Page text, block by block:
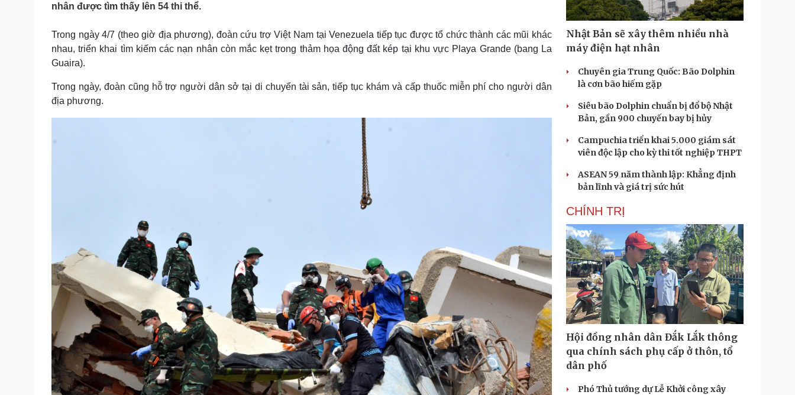
Vì cộng đồng
Chuyển đổi số
Sức khỏe
Dinh dưỡng - món ngon
Cây thuốc
Sản phụ khoa
Nhi khoa
Nam khoa
Làm đẹp - giảm cân
Ăn sạch sống khỏe
Đời sống
Nhà đẹp
Tình yêu - Gia đình
Văn hóa
Sân khấu - Điện ảnh
Âm nhạc
Di sản
Giải trí
Sao Việt
Du lịch
Tư vấn
check-in
Podcast
Đọc truyện đêm khuya
Cửa sổ tình yêu
Hạt giống tâm hồn
nhân được tìm thấy lên 54 thi thể.
Trong ngày 4/7 (theo giờ địa phương), đoàn cứu trợ Việt Nam tại Venezuela tiếp tục được tổ chức thành các mũi khác
nhau, triển khai tìm kiếm các nạn nhân còn mắc kẹt trong thảm họa động đất kép tại khu vực Playa Grande (bang La
Guaira).
Trong ngày, đoàn cũng hỗ trợ người dân sở tại di chuyển tài sản, tiếp tục khám và cấp thuốc miễn phí cho người dân
địa phương.
Nhật Bản sẽ xây thêm nhiều nhà
máy điện hạt nhân
Chuyên gia Trung Quốc: Bão Dolphin
là cơn bão hiếm gặp
Siêu bão Dolphin chuẩn bị đổ bộ Nhật
Bản, gần 900 chuyến bay bị hủy
Campuchia triển khai 5.000 giám sát
viên độc lập cho kỳ thi tốt nghiệp THPT
ASEAN 59 năm thành lập: Khẳng định
bản lĩnh và giá trị sức hút
CHÍNH TRỊ
Hội đồng nhân dân Đắk Lắk thông
qua chính sách phụ cấp ở thôn, tổ
dân phố
Phó Thủ tướng dự Lễ Khởi công xây